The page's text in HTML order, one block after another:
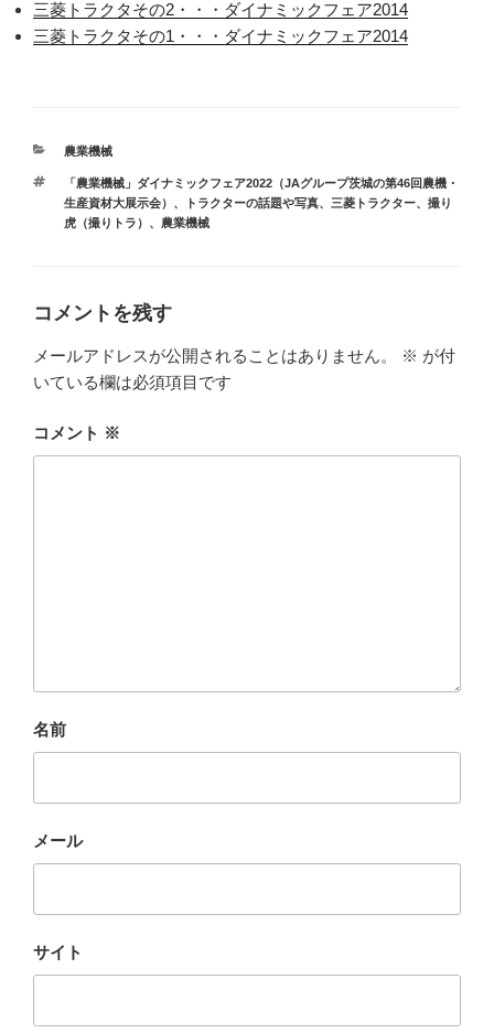
三菱トラクタその2・・・ダイナミックフェア2014
三菱トラクタその1・・・ダイナミックフェア2014
カ
リ
ー
農業機械
タ
グ
「農業機械」ダイナミックフェア2022（JAグループ茨城の第46回農機・
生産資材大展示会） 、 トラクターの話題や写真、 三菱トラクター、 撮り
虎（撮りトラ） 、 農業機械
コメントを残す
メールアドレスが公開されることはありません。 ※ が付
いている欄は必須項目です
コメント ※
名前
メール
サイト